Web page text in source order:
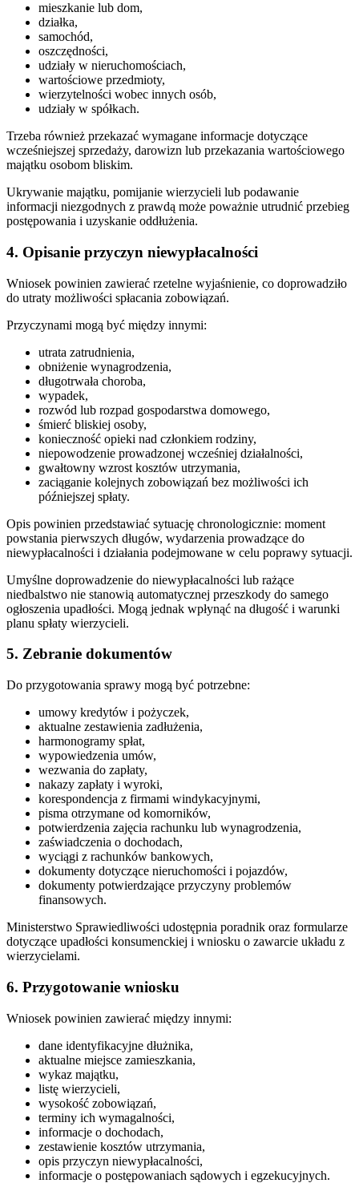
mieszkanie lub dom,
działka,
samochód,
oszczędności,
udziały w nieruchomościach,
wartościowe przedmioty,
wierzytelności wobec innych osób,
udziały w spółkach.
Trzeba również przekazać wymagane informacje dotyczące
wcześniejszej sprzedaży, darowizn lub przekazania wartościowego
majątku osobom bliskim.
Ukrywanie majątku, pomijanie wierzycieli lub podawanie
informacji niezgodnych z prawdą może poważnie utrudnić przebieg
postępowania i uzyskanie oddłużenia.
4. Opisanie przyczyn niewypłacalności
Wniosek powinien zawierać rzetelne wyjaśnienie, co doprowadziło
do utraty możliwości spłacania zobowiązań.
Przyczynami mogą być między innymi:
utrata zatrudnienia,
obniżenie wynagrodzenia,
długotrwała choroba,
wypadek,
rozwód lub rozpad gospodarstwa domowego,
śmierć bliskiej osoby,
konieczność opieki nad członkiem rodziny,
niepowodzenie prowadzonej wcześniej działalności,
gwałtowny wzrost kosztów utrzymania,
zaciąganie kolejnych zobowiązań bez możliwości ich
późniejszej spłaty.
Opis powinien przedstawiać sytuację chronologicznie: moment
powstania pierwszych długów, wydarzenia prowadzące do
niewypłacalności i działania podejmowane w celu poprawy sytuacji.
Umyślne doprowadzenie do niewypłacalności lub rażące
niedbalstwo nie stanowią automatycznej przeszkody do samego
ogłoszenia upadłości. Mogą jednak wpłynąć na długość i warunki
planu spłaty wierzycieli.
5. Zebranie dokumentów
Do przygotowania sprawy mogą być potrzebne:
umowy kredytów i pożyczek,
aktualne zestawienia zadłużenia,
harmonogramy spłat,
wypowiedzenia umów,
wezwania do zapłaty,
nakazy zapłaty i wyroki,
korespondencja z firmami windykacyjnymi,
pisma otrzymane od komorników,
potwierdzenia zajęcia rachunku lub wynagrodzenia,
zaświadczenia o dochodach,
wyciągi z rachunków bankowych,
dokumenty dotyczące nieruchomości i pojazdów,
dokumenty potwierdzające przyczyny problemów
finansowych.
Ministerstwo Sprawiedliwości udostępnia poradnik oraz formularze
dotyczące upadłości konsumenckiej i wniosku o zawarcie układu z
wierzycielami.
6. Przygotowanie wniosku
Wniosek powinien zawierać między innymi:
dane identyfikacyjne dłużnika,
aktualne miejsce zamieszkania,
wykaz majątku,
listę wierzycieli,
wysokość zobowiązań,
terminy ich wymagalności,
informacje o dochodach,
zestawienie kosztów utrzymania,
opis przyczyn niewypłacalności,
informacje o postępowaniach sądowych i egzekucyjnych.